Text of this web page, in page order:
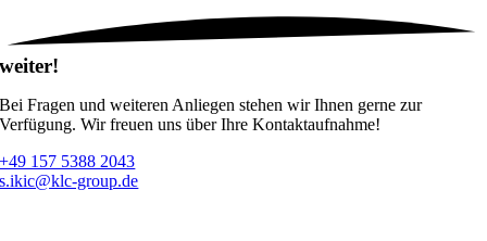
weiter!
Bei Fragen und weiteren Anliegen stehen wir Ihnen gerne zur
Verfügung. Wir freuen uns über Ihre Kontaktaufnahme!
+49 157 5388 2043
s.ikic@klc-group.de